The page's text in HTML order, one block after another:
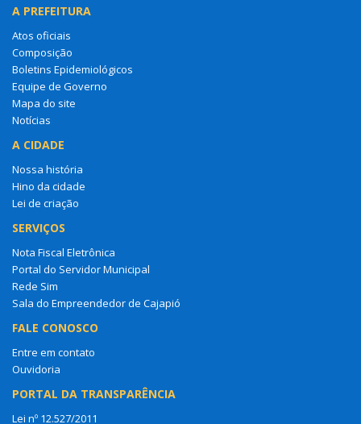
A PREFEITURA
Atos oficiais
Composição
Boletins Epidemiológicos
Equipe de Governo
Mapa do site
Notícias
A CIDADE
Nossa história
Hino da cidade
Lei de criação
SERVIÇOS
Nota Fiscal Eletrônica
Portal do Servidor Municipal
Rede Sim
Sala do Empreendedor de Cajapió
FALE CONOSCO
Entre em contato
Ouvidoria
PORTAL DA TRANSPARÊNCIA
Lei nº 12.527/2011